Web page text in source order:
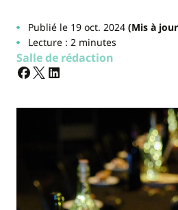
Publié le 19 oct. 2024(Mis à jour
Lecture : 2 minutes
Salle de rédaction